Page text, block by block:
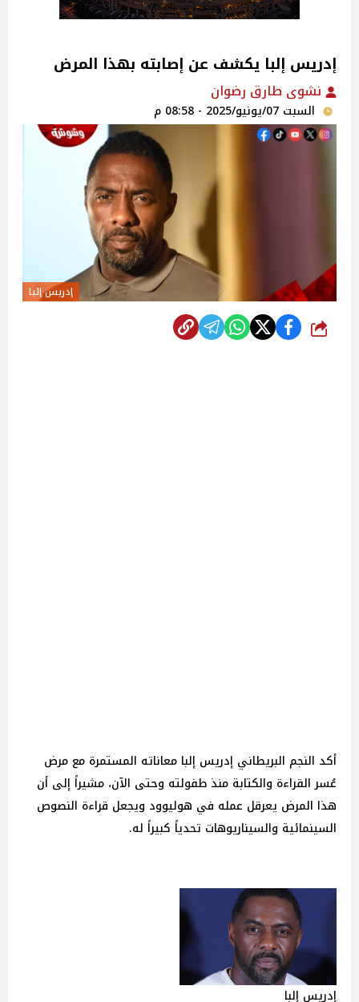
إدريس إلبا يكشف عن إصابته بهذا المرض
نشوى طارق رضوان
السبت 07/يونيو/2025 - 08:58 م
إدريس إلبا
شارك
أكد النجم البريطاني إدريس إلبا معاناته المستمرة مع مرض
عُسر القراءة والكتابة منذ طفولته وحتى الآن، مشيراً إلى أن
هذا المرض يعرقل عمله في هوليوود ويجعل قراءة النصوص
السينمائية والسيناريوهات تحدياً كبيراً له.
إدريس إلبا